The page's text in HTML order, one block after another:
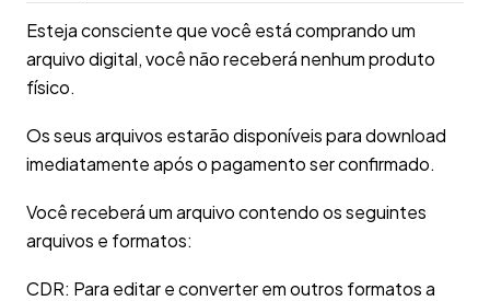
Esteja consciente que você está comprando um
arquivo digital, você não receberá nenhum produto
físico.
Os seus arquivos estarão disponíveis para download
imediatamente após o pagamento ser confirmado.
Você receberá um arquivo contendo os seguintes
arquivos e formatos:
CDR: Para editar e converter em outros formatos a